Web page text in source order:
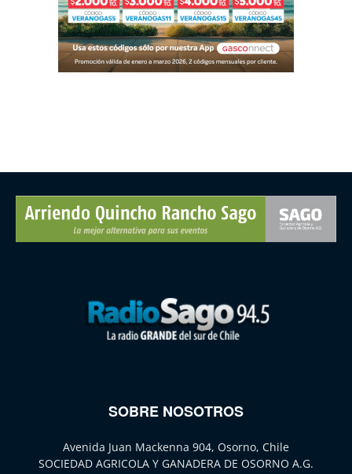
SOBRE NOSOTROS
Avenida Juan Mackenna 904, Osorno, Chile
SOCIEDAD AGRICOLA Y GANADERA DE OSORNO A.G.